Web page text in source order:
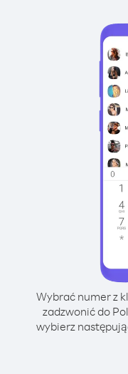
Wybrać numer z
zadzwonić do
wybierz